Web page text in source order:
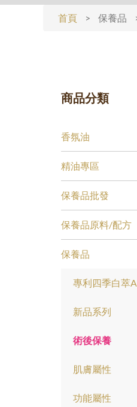
購物禮:送夏日
專區活動快報:
首頁 > 保養品
商品分類
香氛油
精油專區
保養品批發
保養品原料/配方
保養品
專利四季白萃
新品系列
術後保養
肌膚屬性
功能屬性